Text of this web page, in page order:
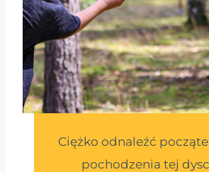
Ciężko odnaleźć
pochodzenia tej